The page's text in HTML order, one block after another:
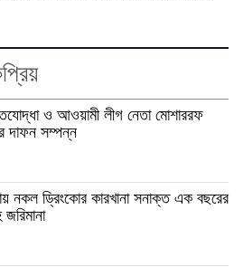
ও আওয়ামী লীগ নেতা মোশাররফ
দাফন সম্পন্ন
নকল ড্রিংকোর কারখানা সনাক্ত এক বছরের